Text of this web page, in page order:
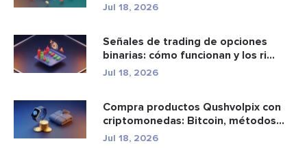
Jul 18, 2026
Señales de trading de opciones
binarias: cómo funcionan y los ri...
Jul 18, 2026
Compra productos Qushvolpix con
criptomonedas: Bitcoin, métodos
d...
Jul 18, 2026